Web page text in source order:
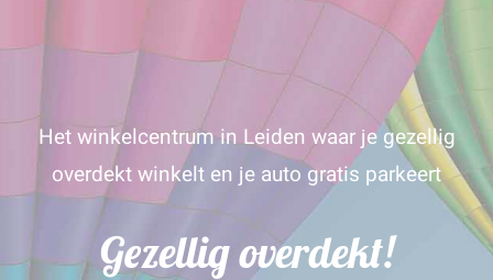
Het winkelcentrum in Leiden waar je gezellig
overdekt winkelt en je auto gratis parkeert
Gezellig overdekt!